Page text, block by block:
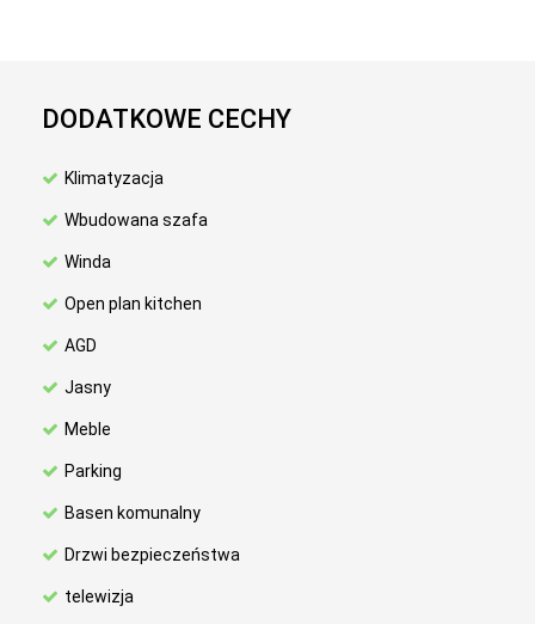
DODATKOWE CECHY
Klimatyzacja
Wbudowana szafa
Winda
Open plan kitchen
AGD
Jasny
Meble
Parking
Basen komunalny
Drzwi bezpieczeństwa
telewizja